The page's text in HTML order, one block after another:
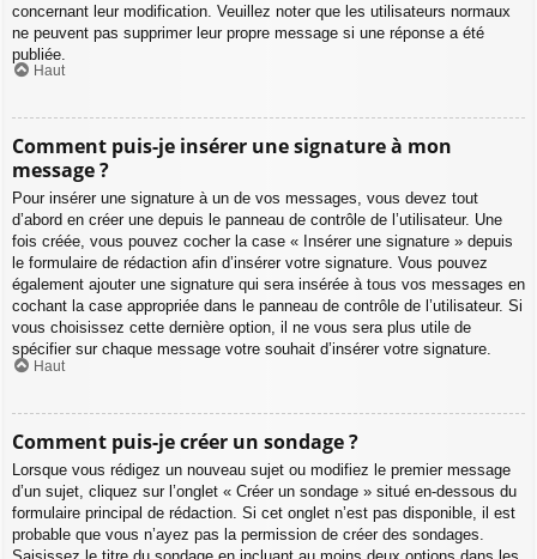
concernant leur modification. Veuillez noter que les utilisateurs normaux
ne peuvent pas supprimer leur propre message si une réponse a été
publiée.
Haut
Comment puis-je insérer une signature à mon
message ?
Pour insérer une signature à un de vos messages, vous devez tout
d’abord en créer une depuis le panneau de contrôle de l’utilisateur. Une
fois créée, vous pouvez cocher la case « Insérer une signature » depuis
le formulaire de rédaction afin d’insérer votre signature. Vous pouvez
également ajouter une signature qui sera insérée à tous vos messages en
cochant la case appropriée dans le panneau de contrôle de l’utilisateur. Si
vous choisissez cette dernière option, il ne vous sera plus utile de
spécifier sur chaque message votre souhait d’insérer votre signature.
Haut
Comment puis-je créer un sondage ?
Lorsque vous rédigez un nouveau sujet ou modifiez le premier message
d’un sujet, cliquez sur l’onglet « Créer un sondage » situé en-dessous du
formulaire principal de rédaction. Si cet onglet n’est pas disponible, il est
probable que vous n’ayez pas la permission de créer des sondages.